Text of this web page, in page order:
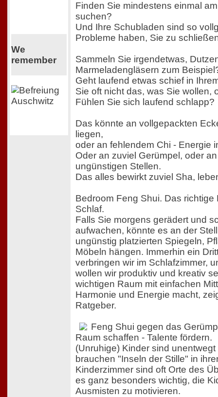
We
remember
Finden Sie mindestens einmal
suchen?
Und Ihre Schubladen sind so
Probleme haben, Sie zu
Sammeln Sie irgendetwas,
Marmeladengläsern zum
Geht laufend etwas schief in
Sie oft nicht das, was Sie wollen,
Fühlen Sie sich laufend schlapp?
Das könnte an vollgepackten
liegen,
oder an fehlendem Chi - Energie
Oder an zuviel Gerümpel, oder
ungünstigen Stellen.
Das alles bewirkt zuviel Sha,
Bedroom Feng Shui. Das richtige
Schlaf.
Falls Sie morgens gerädert und
aufwachen, könnte es an der
ungünstig platzierten Spiegeln,
Möbeln hängen. Immerhin ein
verbringen wir im Schlafzimmer,
wollen wir produktiv und kreativ
wichtigen Raum mit einfachen
Harmonie und Energie macht,
Ratgeber.
Feng Shui gegen das
Raum schaffen - Talente fördern.
(Unruhige) Kinder sind
brauchen "Inseln der Stille" in
Kinderzimmer sind oft Orte des
es ganz besonders wichtig, die
Ausmisten zu motivieren.